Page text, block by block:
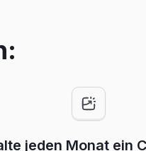
jeden Monat ein